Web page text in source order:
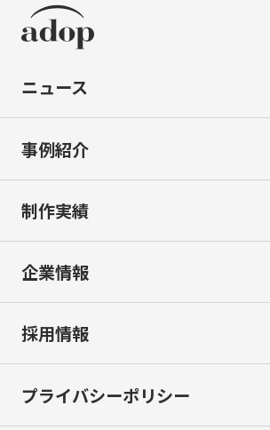
ニュース
事例紹介
制作実績
企業情報
採用情報
プライバシーポリシー